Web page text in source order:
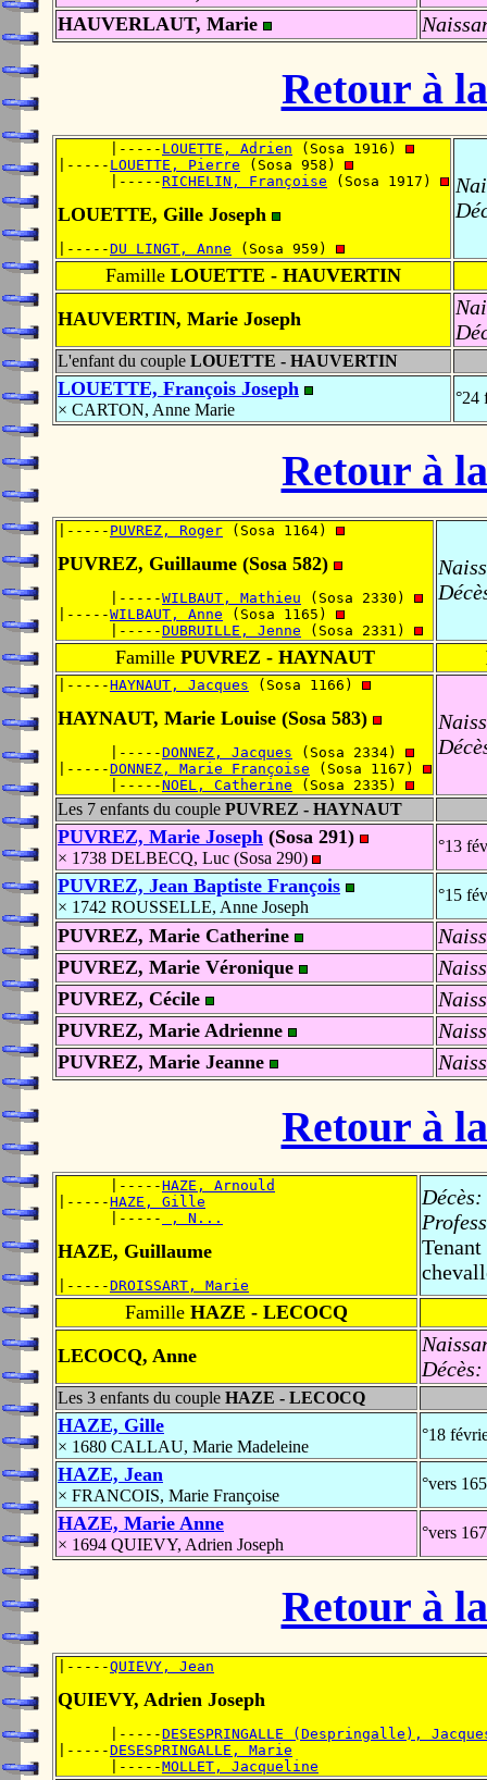
HAUVERLAUT, Marie
Retour à
      |-----
LOUETTE, Adrien (Sosa 1916)
|----- LOUETTE, Pierre (Sosa 958)
      |-----
RICHELIN, Françoise (Sosa 1917)
LOUETTE, Gille Joseph
|-----DU LINGT, Anne (Sosa 959)
Famille LOUETTE - HAUVERTIN
HAUVERTIN, Marie Joseph
L'enfant du couple LOUETTE - HAUVERTIN
LOUETTE, François Joseph
× CARTON, Anne Marie
°24
Retour à
|----- PUVREZ, Roger (Sosa 1164)
PUVREZ, Guillaume (Sosa 582)
      |-----
WILBAUT, Mathieu (Sosa 2330)
|-----WILBAUT, Anne (Sosa 1165)
      |-----
DUBRUILLE, Jenne (Sosa 2331)
FamillePUVREZ - HAYNAUT
|-----HAYNAUT, Jacques (Sosa 1166)
HAYNAUT, Marie Louise (Sosa 583)
      |-----
DONNEZ, Jacques (Sosa 2334)
|-----DONNEZ, Marie Françoise (Sosa 1167)
      |-----
NOEL, Catherine (Sosa 2335)
Les 7 enfants du couple PUVREZ - HAYNAUT
PUVREZ, Marie Joseph (Sosa 291)
× 1738 DELBECQ, Luc (Sosa 290)
°13
PUVREZ, Jean Baptiste François
× 1742 ROUSSELLE, Anne Joseph
°15
PUVREZ, Marie Catherine
PUVREZ, Marie Véronique
PUVREZ, Cécile
PUVREZ, Marie Adrienne
PUVREZ, Marie Jeanne
Retour à
      |-----
HAZE, Arnould
|-----HAZE, Gille
      |-----
, N...
HAZE, Guillaume
|-----DROISSART, Marie
Décès:
Famille HAZE - LECOCQ
LECOCQ, Anne
Décès:
Les 3 enfants du couple HAZE - LECOCQ
HAZE, Gille
× 1680 CALLAU, Marie Madeleine
°18
HAZE, Jean
× FRANCOIS, Marie Françoise
°vers
HAZE, Marie Anne
× 1694 QUIEVY, Adrien Joseph
°vers
Retour à
|-----QUIEVY, Jean
QUIEVY, Adrien Joseph
      |-----
DESESPRINGALLE (Despringalle),
|-----DESESPRINGALLE, Marie
      |-----
MOLLET, Jacqueline